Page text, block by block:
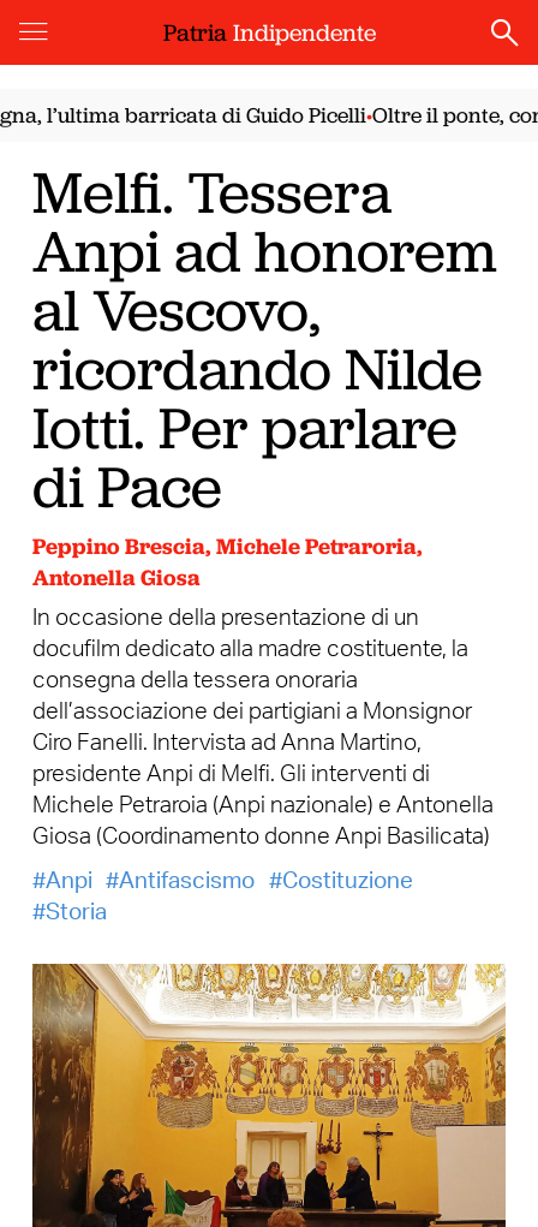
PatriaIndipendente
barricata di Guido Picelli•Oltre il ponte, con il
Melfi. Tessera
Anpi ad honorem
al Vescovo,
ricordando Nilde
Iotti. Per parlare
di Pace
Peppino Brescia, Michele Petraroria,
Antonella Giosa
In occasione della presentazione di un
docufilm dedicato alla madre costituente, la
consegna della tessera onoraria
dell’associazione dei partigiani a Monsignor
Ciro Fanelli. Intervista ad Anna Martino,
presidente Anpi di Melfi. Gli interventi di
Michele Petraroia (Anpi nazionale) e Antonella
Giosa (Coordinamento donne Anpi Basilicata)
Anpi
Antifascismo
Costituzione
Storia